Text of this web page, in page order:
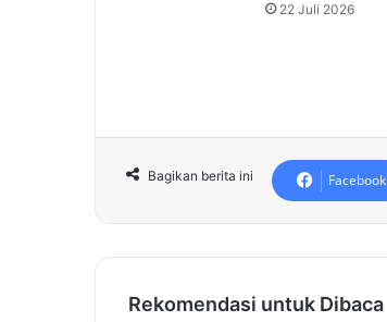
22 Juli 2026
Bagikan berita ini Facebook
Rekomendasi untuk Dibaca